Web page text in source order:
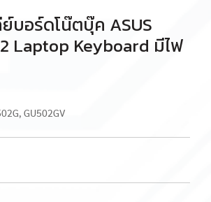
อร์ดโน๊ตบุ๊ค ASUS
Laptop Keyboard มีไฟ
GU502GV